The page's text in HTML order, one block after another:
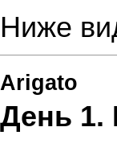
Ниже
Arigato
День